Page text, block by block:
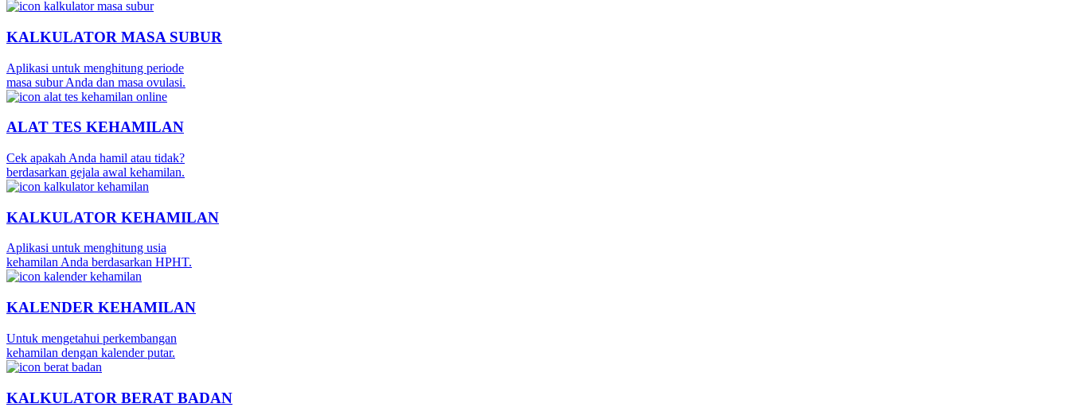
KALKULATOR MASA SUBUR
Aplikasi untuk menghitung periode
masa subur Anda dan masa ovulasi.
ALAT TES KEHAMILAN
Cek apakah Anda hamil atau tidak?
berdasarkan gejala awal kehamilan.
KALKULATOR KEHAMILAN
Aplikasi untuk menghitung usia
kehamilan Anda berdasarkan HPHT.
KALENDER KEHAMILAN
Untuk mengetahui perkembangan
kehamilan dengan kalender putar.
KALKULATOR BERAT BADAN